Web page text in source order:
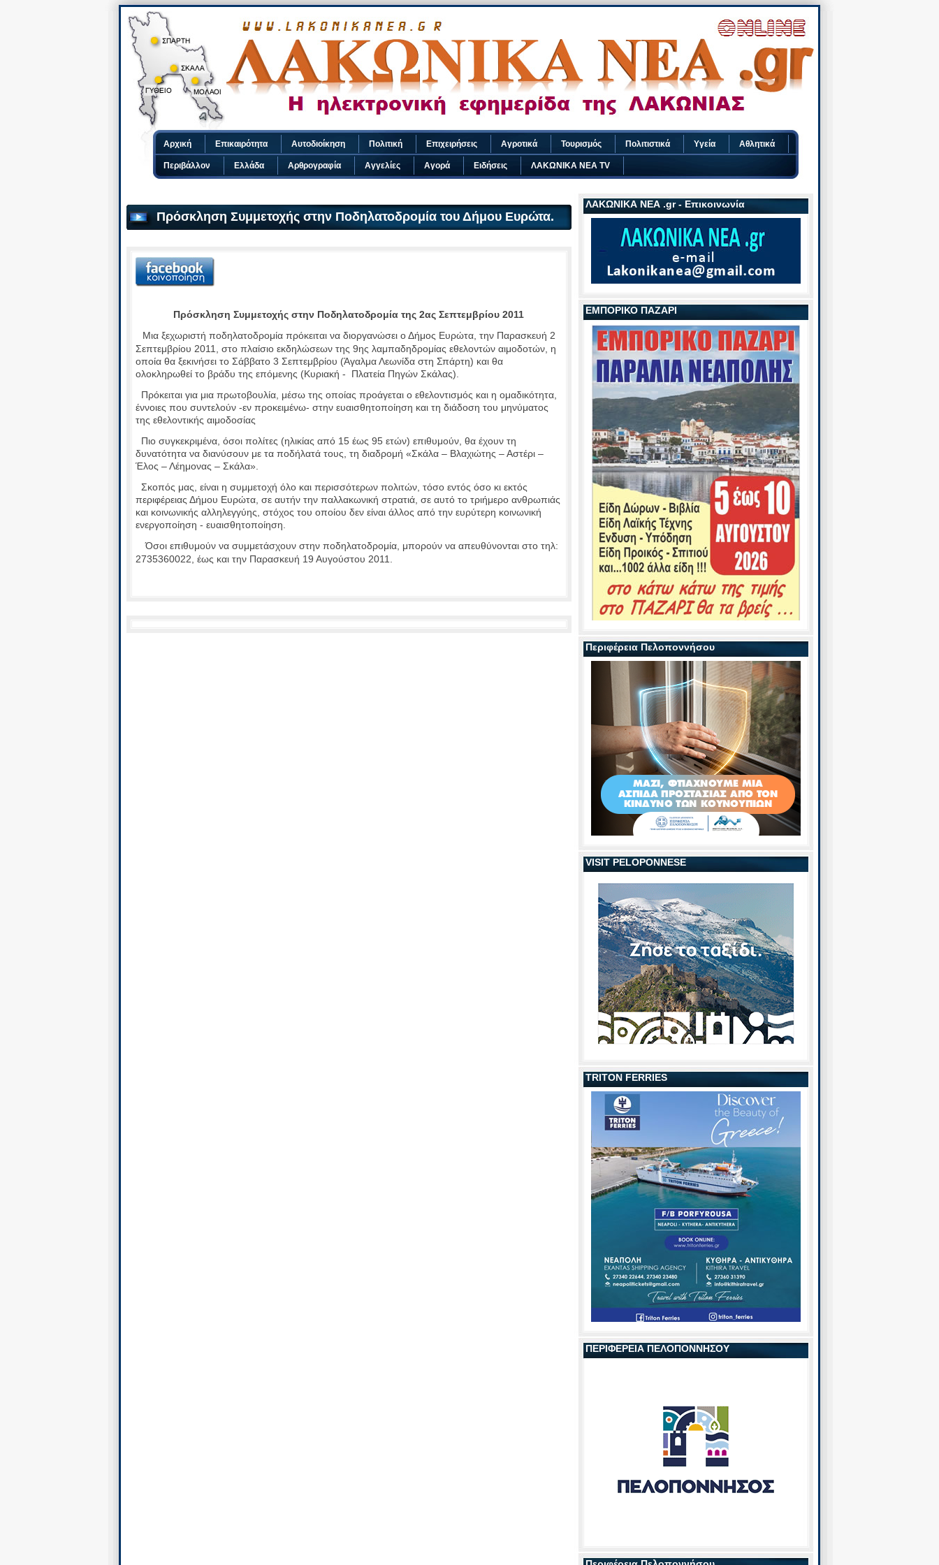
ΛΑΚΩΝΙΚΑ ΝΕΑ .gr - Επικοινωνία
ΕΜΠΟΡΙΚΟ ΠΑΖΑΡΙ
Περιφέρεια Πελοποννήσου
VISIT PELOPONNESE
TRITON FERRIES
ΠΕΡΙΦΕΡΕΙΑ ΠΕΛΟΠΟΝΝΗΣΟΥ
Πρόσκληση Συμμετοχής στην Ποδηλατοδρομία του Δήμου Ευρώτα.
Πρόσκληση Συμμετοχής στην Ποδηλατοδρομία της 2ας Σεπτεμβρίου 2011
Μια ξεχωριστή ποδηλατοδρομία πρόκειται να διοργανώσει ο Δήμος Ευρώτα, την Παρασκευή 2
Σεπτεμβρίου 2011, στο πλαίσιο εκδηλώσεων της 9ης λαμπαδηδρομίας εθελοντών αιμοδοτών, η
οποία θα ξεκινήσει το Σάββατο 3 Σεπτεμβρίου (Άγαλμα Λεωνίδα στη Σπάρτη) και θα
ολοκληρωθεί το βράδυ της επόμενης (Κυριακή - Πλατεία Πηγών Σκάλας).
Πρόκειται για μια πρωτοβουλία, μέσω της οποίας προάγεται ο εθελοντισμός και η ομαδικότητα,
έννοιες που συντελούν -εν προκειμένω- στην ευαισθητοποίηση και τη διάδοση του μηνύματος
της εθελοντικής αιμοδοσίας
Πιο συγκεκριμένα, όσοι πολίτες (ηλικίας από 15 έως 95 ετών) επιθυμούν, θα έχουν τη
δυνατότητα να διανύσουν με τα ποδήλατά τους, τη διαδρομή «Σκάλα – Βλαχιώτης – Αστέρι –
Έλος – Λέημονας – Σκάλα».
Σκοπός μας, είναι η συμμετοχή όλο και περισσότερων πολιτών, τόσο εντός όσο κι εκτός
περιφέρειας Δήμου Ευρώτα, σε αυτήν την παλλακωνική στρατιά, σε αυτό το τριήμερο ανθρωπιάς
και κοινωνικής αλληλεγγύης, στόχος του οποίου δεν είναι άλλος από την ευρύτερη κοινωνική
ενεργοποίηση - ευαισθητοποίηση.
Όσοι επιθυμούν να συμμετάσχουν στην ποδηλατοδρομία, μπορούν να απευθύνονται στο τηλ:
2735360022, έως και την Παρασκευή 19 Αυγούστου 2011.
Αρχική Επικαιρότητα Αυτοδιοίκηση Πολιτική Επιχειρήσεις Αγροτικά Τουρισμός Πολιτιστικά Υγεία Αθλητικά
Περιβάλλον Ελλάδα Αρθρογραφία Αγγελίες Αγορά Ειδήσεις ΛΑΚΩΝΙΚΑ ΝΕΑ TV